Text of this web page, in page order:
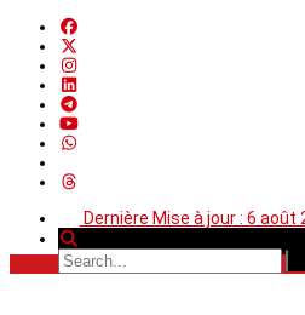
Dernière Mise à jour : 6 août